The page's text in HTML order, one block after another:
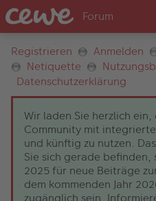
Registrieren Anmelden
Netiquette
Datenschutzerklärung
Wir laden Sie herzlich ein,
Community mit
und künftig zu nutzen.
Sie sich gerade
2025 für neue Beiträge
dem kommenden Jahr